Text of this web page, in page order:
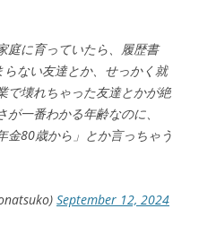
庭に育っていたら、履歴書
ない友達とか、せっかく就
で壊れちゃった友達とかが絶
一番わかる年齢なのに、
金80歳から」とか言っちゃう
September 12, 2024